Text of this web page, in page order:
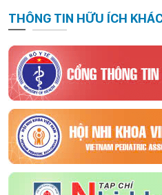
THÔNG TIN HỮU ÍCH